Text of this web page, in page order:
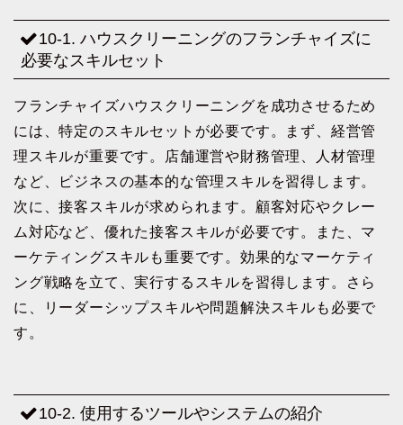
10-1. ハウスクリーニングのフランチャイズに
必要なスキルセット
フランチャイズハウスクリーニングを成功させるため
には、特定のスキルセットが必要です。まず、経営管
理スキルが重要です。店舗運営や財務管理、人材管理
など、ビジネスの基本的な管理スキルを習得します。
次に、接客スキルが求められます。顧客対応やクレー
ム対応など、優れた接客スキルが必要です。また、マ
ーケティングスキルも重要です。効果的なマーケティ
ング戦略を立て、実行するスキルを習得します。さら
に、リーダーシップスキルや問題解決スキルも必要で
す。
10-2. 使用するツールやシステムの紹介